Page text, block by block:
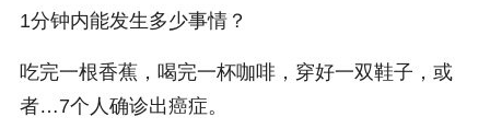
1分钟内能发生多少事情？
吃完一根香蕉，喝完一杯咖啡，穿好一双鞋子，或
者…7个人确诊出癌症。